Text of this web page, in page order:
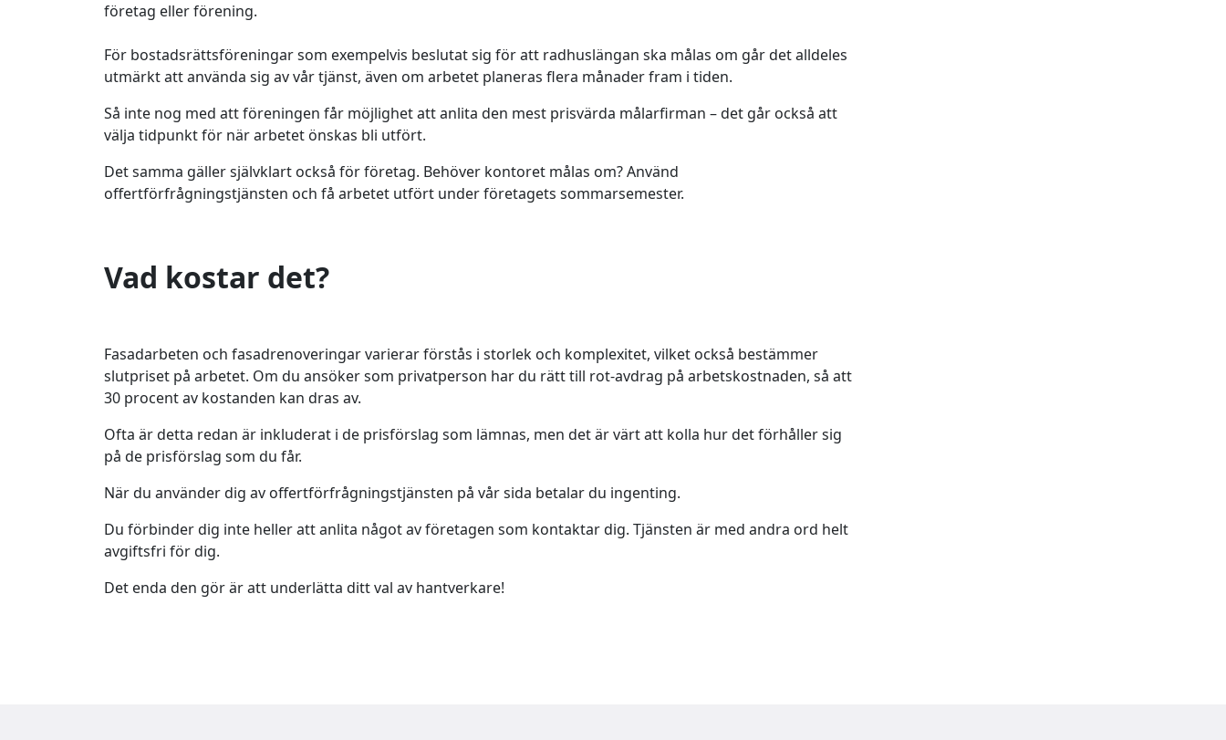
företag eller förening.
För bostadsrättsföreningar som exempelvis beslutat sig för att radhuslängan ska målas om går det alldeles
utmärkt att använda sig av vår tjänst, även om arbetet planeras flera månader fram i tiden.
Så inte nog med att föreningen får möjlighet att anlita den mest prisvärda målarfirman – det går också att
välja tidpunkt för när arbetet önskas bli utfört.
Det samma gäller självklart också för företag. Behöver kontoret målas om? Använd
offertförfrågningstjänsten och få arbetet utfört under företagets sommarsemester.
Vad kostar det?
Fasadarbeten och fasadrenoveringar varierar förstås i storlek och komplexitet, vilket också bestämmer
slutpriset på arbetet. Om du ansöker som privatperson har du rätt till rot-avdrag på arbetskostnaden, så att
30 procent av kostanden kan dras av.
Ofta är detta redan är inkluderat i de prisförslag som lämnas, men det är värt att kolla hur det förhåller sig
på de prisförslag som du får.
När du använder dig av offertförfrågningstjänsten på vår sida betalar du ingenting.
Du förbinder dig inte heller att anlita något av företagen som kontaktar dig. Tjänsten är med andra ord helt
avgiftsfri för dig.
Det enda den gör är att underlätta ditt val av hantverkare!